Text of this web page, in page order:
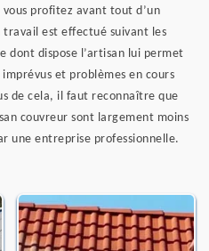
profitez avant tout d’un
travail est effectué suivant les
dont dispose l’artisan lui permet
et problèmes en cours
de cela, il faut reconnaître que
couvreur sont largement moins
une entreprise professionnelle.